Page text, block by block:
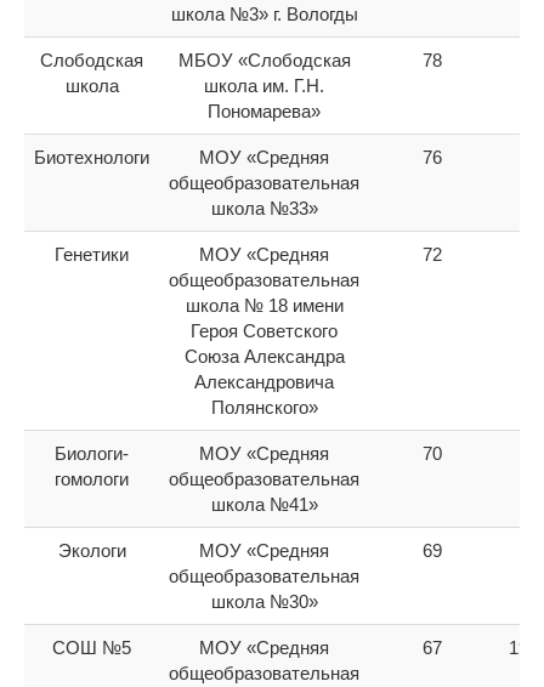
школа №3» г. Вологды
Слободская
школа
МБОУ «Слободская
школа им. Г.Н.
Пономарева»
78
Биотехнологи
МОУ «Средняя
общеобразовательная
школа №33»
76
Генетики
МОУ «Средняя
общеобразовательная
школа № 18 имени
Героя Советского
Союза Александра
Александровича
Полянского»
72
Биологи-
гомологи
МОУ «Средняя
общеобразовательная
школа №41»
70
Экологи
МОУ «Средняя
общеобразовательная
школа №30»
69
СОШ №5
МОУ «Средняя
общеобразовательная
67 19-